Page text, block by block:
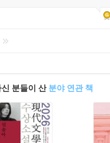
분들이 산 분야 연관 책